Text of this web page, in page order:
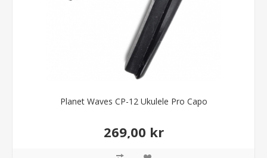
Planet Waves CP-12 Ukulele Pro Capo
269,00 kr